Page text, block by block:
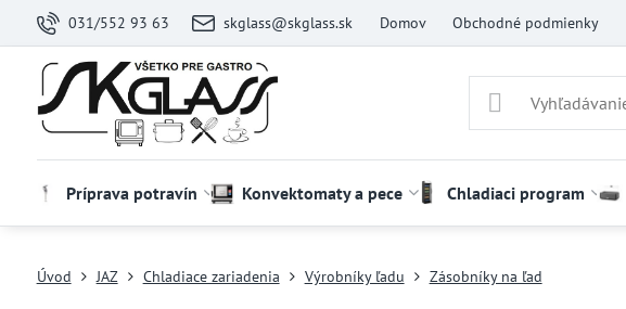
031/552 93 63 skglass@skglass.sk Domov Obchodné podmienky
Príprava potravín Konvektomaty a pece Chladiaci program
Úvod JAZ Chladiace zariadenia Výrobníky ľadu Zásobníky na ľad